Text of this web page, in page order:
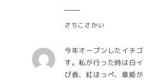
さちこさかい
今年オープンしたイチ
す。私が行った時は白
ぴ香、紅ほっぺ、章姫